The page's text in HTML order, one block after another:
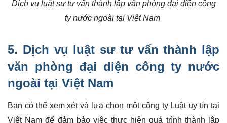
Dịch vụ luật sư tư vấn thành lập văn phòng đại diện công
ty nước ngoài tại Việt Nam
5. Dịch vụ luật sư tư vấn thành lập
văn phòng đại diện công ty nước
ngoài tại Việt Nam
Bạn có thể xem xét và lựa chọn một công ty Luật uy tín tại
Việt Nam để đảm bảo việc thực hiện quá trình thành lập